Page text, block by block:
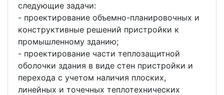
следующие задачи:
- проектирование объемно-планировочных и
конструктивные решений пристройки к
промышленному зданию;
- проектирование части теплозащитной
оболочки здания в виде стен пристройки и
перехода с учетом наличия плоских,
линейных и точечных теплотехнических